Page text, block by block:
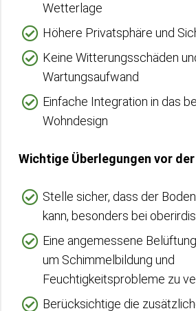
Wetterlage
Höhere Privatsphäre und
Keine Witterungsschäden
Wartungsaufwand
Einfache Integration in das
Wohndesign
Wichtige Überlegungen vor
Stelle sicher, dass der
kann, besonders bei
Eine angemessene
um Schimmelbildung und
Feuchtigkeitsprobleme zu
Berücksichtige die